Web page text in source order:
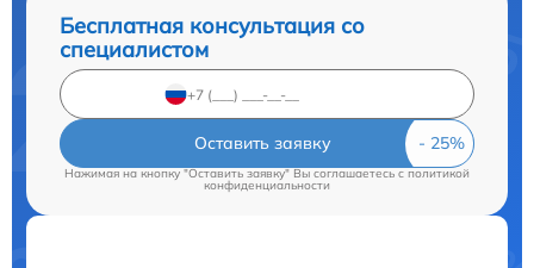
Бесплатная консультация со
специалистом
Оставить заявку
Нажимая на кнопку "Оставить заявку" Вы соглашаетесь c политикой
конфиденциальности